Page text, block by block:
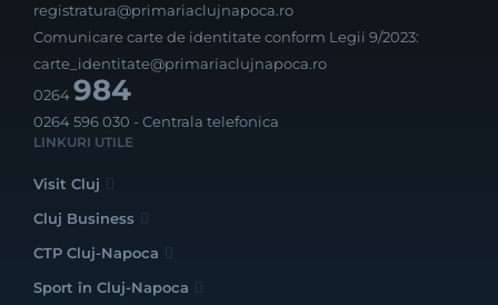
registratura@primariaclujnapoca.ro
Comunicare carte de identitate conform Legii 9/2023:
carte_identitate@primariaclujnapoca.ro
0264984
0264 596 030 - Centrala telefonica
LINKURI UTILE
Visit Cluj
Cluj Business
CTP Cluj-Napoca
Sport în Cluj-Napoca